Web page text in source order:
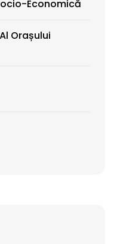
Economică
Orașului